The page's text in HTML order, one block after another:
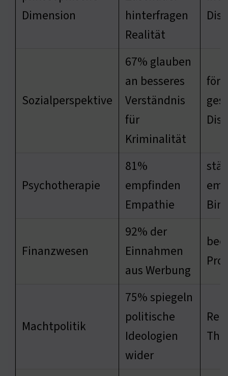
Dimension
hinterfragen
Realität
Sozialperspektive
67% glauben
an besseres
Verständnis
für
Kriminalität
Psychotherapie
81%
empfinden
Empathie
Finanzwesen
92% der
Einnahmen
aus Werbung
Machtpolitik
75% spiegeln
politische
Ideologien
wider